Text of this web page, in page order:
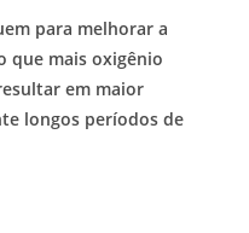
para melhorar a
que mais oxigênio
em maior
longos períodos de